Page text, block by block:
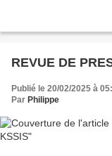
REVUE DE
Publié le 20/02/2025 à
Par Philippe